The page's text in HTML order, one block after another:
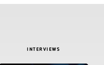
INTERVIEWS